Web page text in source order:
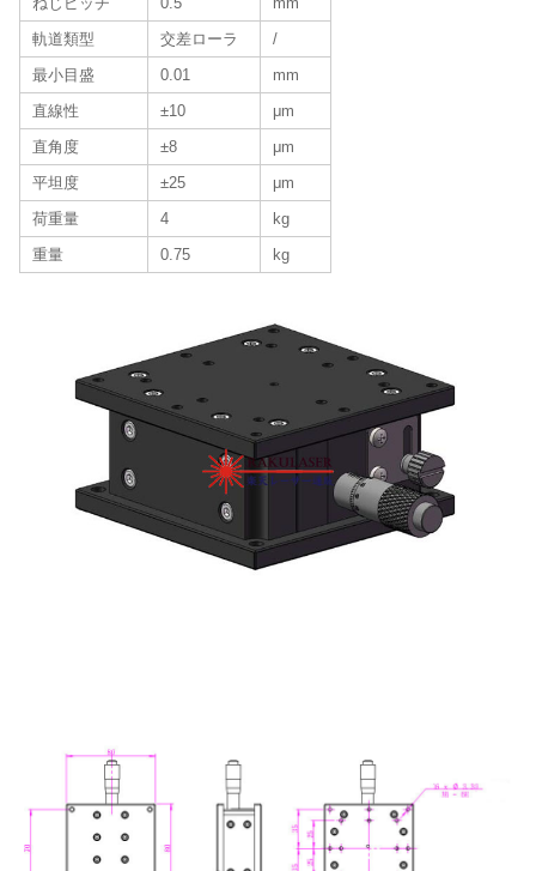
軌道類型
交差ローラ
/
最小目盛
0.01
mm
直線性
±10
μm
直角度
±8
μm
平坦度
±25
μm
荷重量
4
kg
重量
0.75 kg